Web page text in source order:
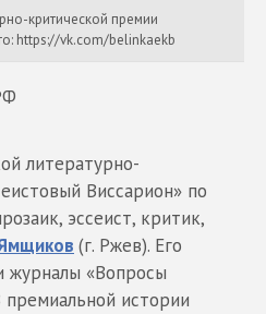
критической премии
https://vk.com/belinkaekb
литературно-
Виссарион» по
эссеист, критик,
(г. Ржев). Его
журналы «Вопросы
премиальной истории